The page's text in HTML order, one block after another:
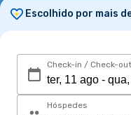
Escolhido por mais
Check-in / Check-out
Hóspedes